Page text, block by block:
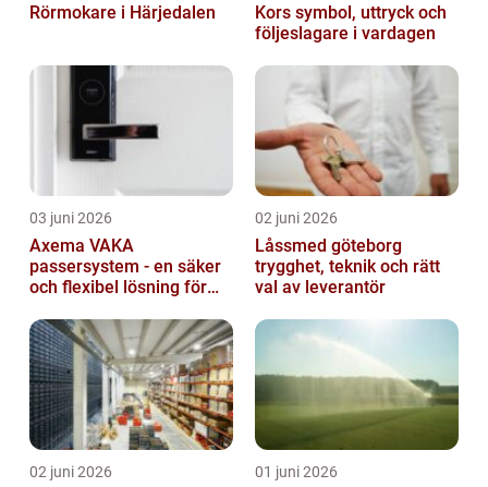
Rörmokare i Härjedalen
Kors symbol, uttryck och
följeslagare i vardagen
03 juni 2026
Axema VAKA
passersystem - en säker
och flexibel lösning för
02 juni 2026
Låssmed göteborg
trygghet, teknik och rätt
val av leverantör
02 juni 2026 01 juni 2026